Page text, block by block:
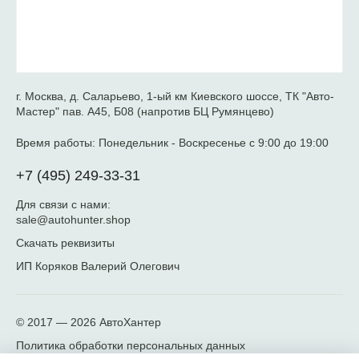
г. Москва, д. Саларьево, 1-ый км Киевского шоссе, ТК "Авто-
Мастер" пав. А45, Б08 (напротив БЦ Румянцево)
Время работы: Понедельник - Воскресенье с 9:00 до 19:00
+7 (495) 249-33-31
Для связи с нами:
sale@autohunter.shop
Скачать реквизиты
ИП Коряков Валерий Олегович
© 2017 — 2026 АвтоХантер
Политика обработки персональных данных